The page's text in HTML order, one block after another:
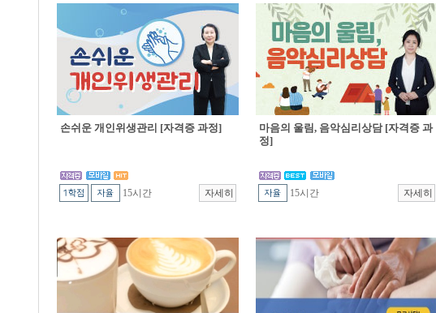
손쉬운 개인위생관리 [자격증 과정]
15시간
마음의 울림, 음악심리상담 [자격증 과
정]
15시간